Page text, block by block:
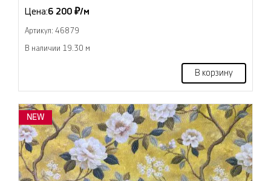
Цена:6 200 ₽/м
Артикул: 46879
В наличии 19.30 м
В корзину
NEW